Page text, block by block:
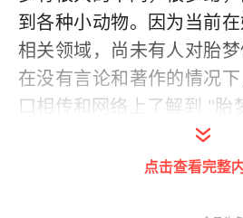
到各种小动物。因为当前
相关领域，尚未有人对胎梦
在没有言论和著作的情况
口相传和网络上了解到 "胎
交换胎梦的经验。大家对
没有具体的解释，那我们
点击查看完整